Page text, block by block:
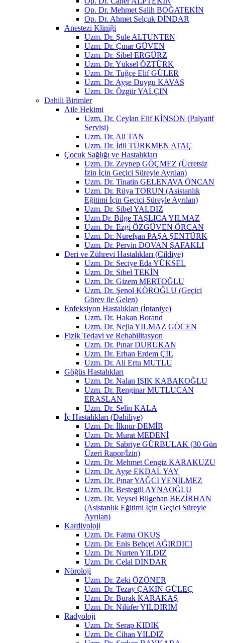
Op. Dr. Mehmet Salih BOĞATEKİN
Op. Dr. Ahmet Selçuk DİNDAR
Anestezi Kliniği
Uzm. Dr. Şule ALTUNTEN
Uzm. Dr. Çınar GÜVEN
Uzm. Dr. Sibel ERGÜRZ
Uzm. Dr. Yüksel ÖZTÜRK
Uzm. Dr. Tuğçe Elif GÜLER
Uzm. Dr. Ayşe Duygu KAVAS
Uzm. Dr. Özgür YALÇIN
Dahili Birimler
Aile Hekimi
Uzm. Dr. Ceylan Elif KİNSON (Palyatif
Servisi)
Uzm. Dr. Ali TAN
Uzm. Dr. İdil TÜRKMEN ATAÇ
Çocuk Sağlığı ve Hastalıkları
Uzm. Dr. Zeynep GÖÇMEZ (Ücretsiz
İzin İçin Geçici Süreyle Ayrılan)
Uzm. Dr. Tinatin GELENAVA ÖNCAN
Uzm. Dr. Rüya TORUN (Asistanlık
Eğitimi İçin Geçici Süreyle Ayrılan)
Uzm. Dr. Sibel YALDIZ
Uzm.Dr. Bilge TAŞLICA YILMAZ
Uzm. Dr. Ezgi ÖZGÜVEN ÖRCAN
Uzm. Dr. Nurefşan PAŞA ŞENTÜRK
Uzm. Dr. Pervin DOVAN ŞAFAKLI
Deri ve Zührevi Hastalıkları (Cildiye)
Uzm. Dr. Seciye Eda YÜKSEL
Uzm. Dr. Sibel TEKİN
Uzm. Dr. Gizem MERTOĞLU
Uzm. Dr. Şenol KÖROĞLU (Geçici
Görev ile Gelen)
Enfeksiyon Hastalıkları (İntaniye)
Uzm. Dr. Hakan Borand
Uzm. Dr. Nejla YILMAZ GÖCEN
Fizik Tedavi ve Rehabilitasyon
Uzm. Dr. Pınar DURUKAN
Uzm. Dr. Erhan Erdem ÇİL
Uzm. Dr. Ali Ertu MUTLU
Göğüs Hastalıkları
Uzm. Dr. Nalan IŞIK KABAKOĞLU
Uzm. Dr. Renginar MUTLUCAN
ERASLAN
Uzm. Dr. Selin KALA
İç Hastalıkları (Dahiliye)
Uzm. Dr. İlknur DEMİR
Uzm. Dr. Murat MEDENİ
Uzm. Dr. Sabriye GÜRBULAK (30 Gün
Üzeri Rapor/İzin)
Uzm. Dr. Mehmet Cengiz KARAKUZU
Uzm. Dr. Ayşe EKDAL YAY
Uzm. Dr. Pınar YAĞCI YENİLMEZ
Uzm. Dr. Bestegül AYNAOĞLU
Uzm. Dr. Veysel Bilgehan BEZİRHAN
(Asistanlık Eğitimi İçin Geçici Süreyle
Ayrılan)
Kardiyoloji
Uzm. Dr. Fatma OKUŞ
Uzm. Dr. Enis Behçet AĞIRDICI
Uzm. Dr. Nurten YILDIZ
Uzm. Dr. Celal DİNDAR
Nöroloji
Uzm. Dr. Zeki ÖZÖNER
Uzm. Dr. Tezay ÇAKIN GÜLEÇ
Uzm. Dr. Burak KARAKAŞ
Uzm. Dr. Nilüfer YILDIRIM
Radyoloji
Uzm. Dr. Serap KIDIK
Uzm. Dr. Cihan YILDIZ